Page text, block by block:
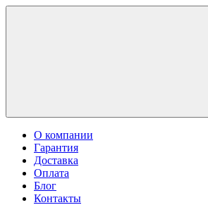
О компании
Гарантия
Доставка
Оплата
Блог
Контакты